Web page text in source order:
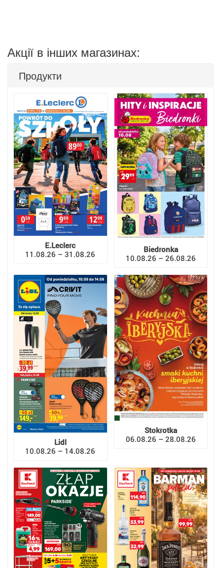
Акції в інших магазинах:
Продукти
E.Leclerc
11.08.26 – 31.08.26
Biedronka
10.08.26 – 26.08.26
Lidl
10.08.26 – 14.08.26
Stokrotka
06.08.26 – 28.08.26